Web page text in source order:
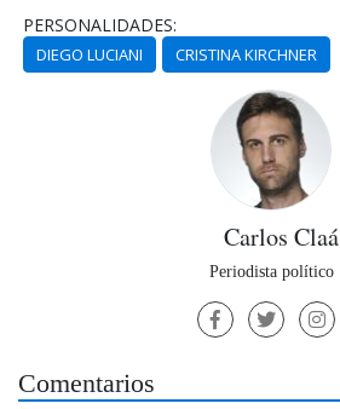
PERSONALIDADES:
DIEGO LUCIANI CRISTINA KIRCHNER
Carlos Claá
Periodista político
Comentarios